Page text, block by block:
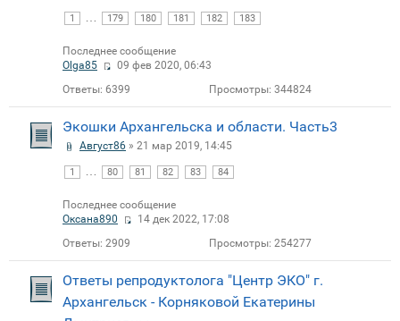
1 179 180 181 182 183
Последнее сообщение
Olga85
09 фев 2020, 06:43
Ответы: 6399 Просмотры: 344824
Экошки Архангельска и области. Часть3
Август86 » 21 мар 2019, 14:45
1 80 81 82 83 84
Последнее сообщение
Оксана890
14 дек 2022, 17:08
Ответы: 2909 Просмотры: 254277
Ответы репродуктолога "Центр ЭКО" г.
Архангельск - Корняковой Екатерины